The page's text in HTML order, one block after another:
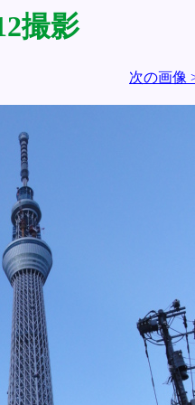
撮影
次の画像